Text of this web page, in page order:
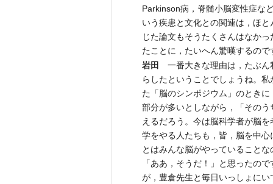
Parkinson病，脊髄小脳変性症な
いう疾患と文化との関連は，ほ
じた論文もそうたくさんはなか
たことに，たいへん驚嘆するの
岩田 一番大きな理由は，たぶん
らしたということでしょうね。
た「脳のシンポジウム」のとき
部分が多いとしながら，「その
えるだろう。今は脳科学者が脳
学をやる人たちも，皆，脳を中
とはみんな脳がやっていること
「ああ，そうだ！」と思ったの
が，豊倉先生と毎日いっしょに